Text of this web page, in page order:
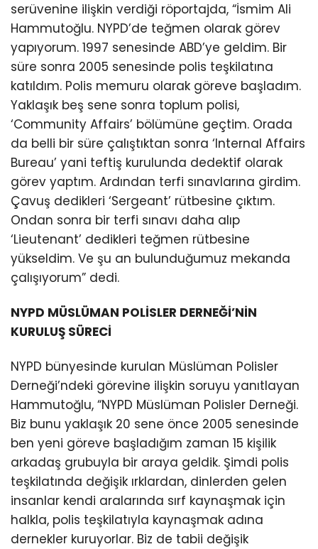
serüvenine ilişkin verdiği röportajda, “İsmim Ali
Hammutoğlu. NYPD’de teğmen olarak görev
yapıyorum. 1997 senesinde ABD’ye geldim. Bir
süre sonra 2005 senesinde polis teşkilatına
katıldım. Polis memuru olarak göreve başladım.
Yaklaşık beş sene sonra toplum polisi,
‘Community Affairs’ bölümüne geçtim. Orada
da belli bir süre çalıştıktan sonra ‘Internal Affairs
Bureau’ yani teftiş kurulunda dedektif olarak
görev yaptım. Ardından terfi sınavlarına girdim.
Çavuş dedikleri ‘Sergeant’ rütbesine çıktım.
Ondan sonra bir terfi sınavı daha alıp
‘Lieutenant’ dedikleri teğmen rütbesine
yükseldim. Ve şu an bulunduğumuz mekanda
çalışıyorum” dedi.
NYPD MÜSLÜMAN POLİSLER DERNEĞİ’NİN
KURULUŞ SÜRECİ
NYPD bünyesinde kurulan Müslüman Polisler
Derneği’ndeki görevine ilişkin soruyu yanıtlayan
Hammutoğlu, “NYPD Müslüman Polisler Derneği.
Biz bunu yaklaşık 20 sene önce 2005 senesinde
ben yeni göreve başladığım zaman 15 kişilik
arkadaş grubuyla bir araya geldik. Şimdi polis
teşkilatında değişik ırklardan, dinlerden gelen
insanlar kendi aralarında sırf kaynaşmak için
halkla, polis teşkilatıyla kaynaşmak adına
dernekler kuruyorlar. Biz de tabii değişik